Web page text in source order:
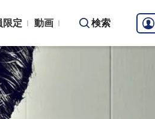
限定 動画 検索